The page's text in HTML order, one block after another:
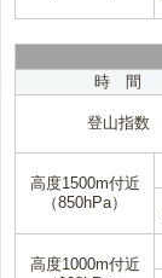
時 間
登山指数
高度1500m付近
（850hPa）
高度1000m付近